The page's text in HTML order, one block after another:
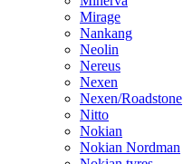
Mirage
Nankang
Neolin
Nereus
Nexen
Nexen/Roadstone
Nitto
Nokian
Nokian Nordman